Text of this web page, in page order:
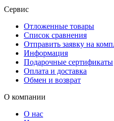
Сервис
Отложенные товары
Список сравнения
Отправить заявку на
Информация
Подарочные сертификаты
Оплата и доставка
Обмен и возврат
О компании
О нас